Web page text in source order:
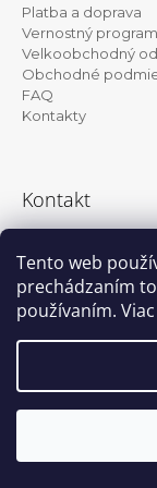
Tento web
prechádzaním
používaním.
Platba a doprava
Vernostný program
Velkoobchodný
Obchodné
FAQ
Kontakty
Kontakt
© 2026 Kanekalon-